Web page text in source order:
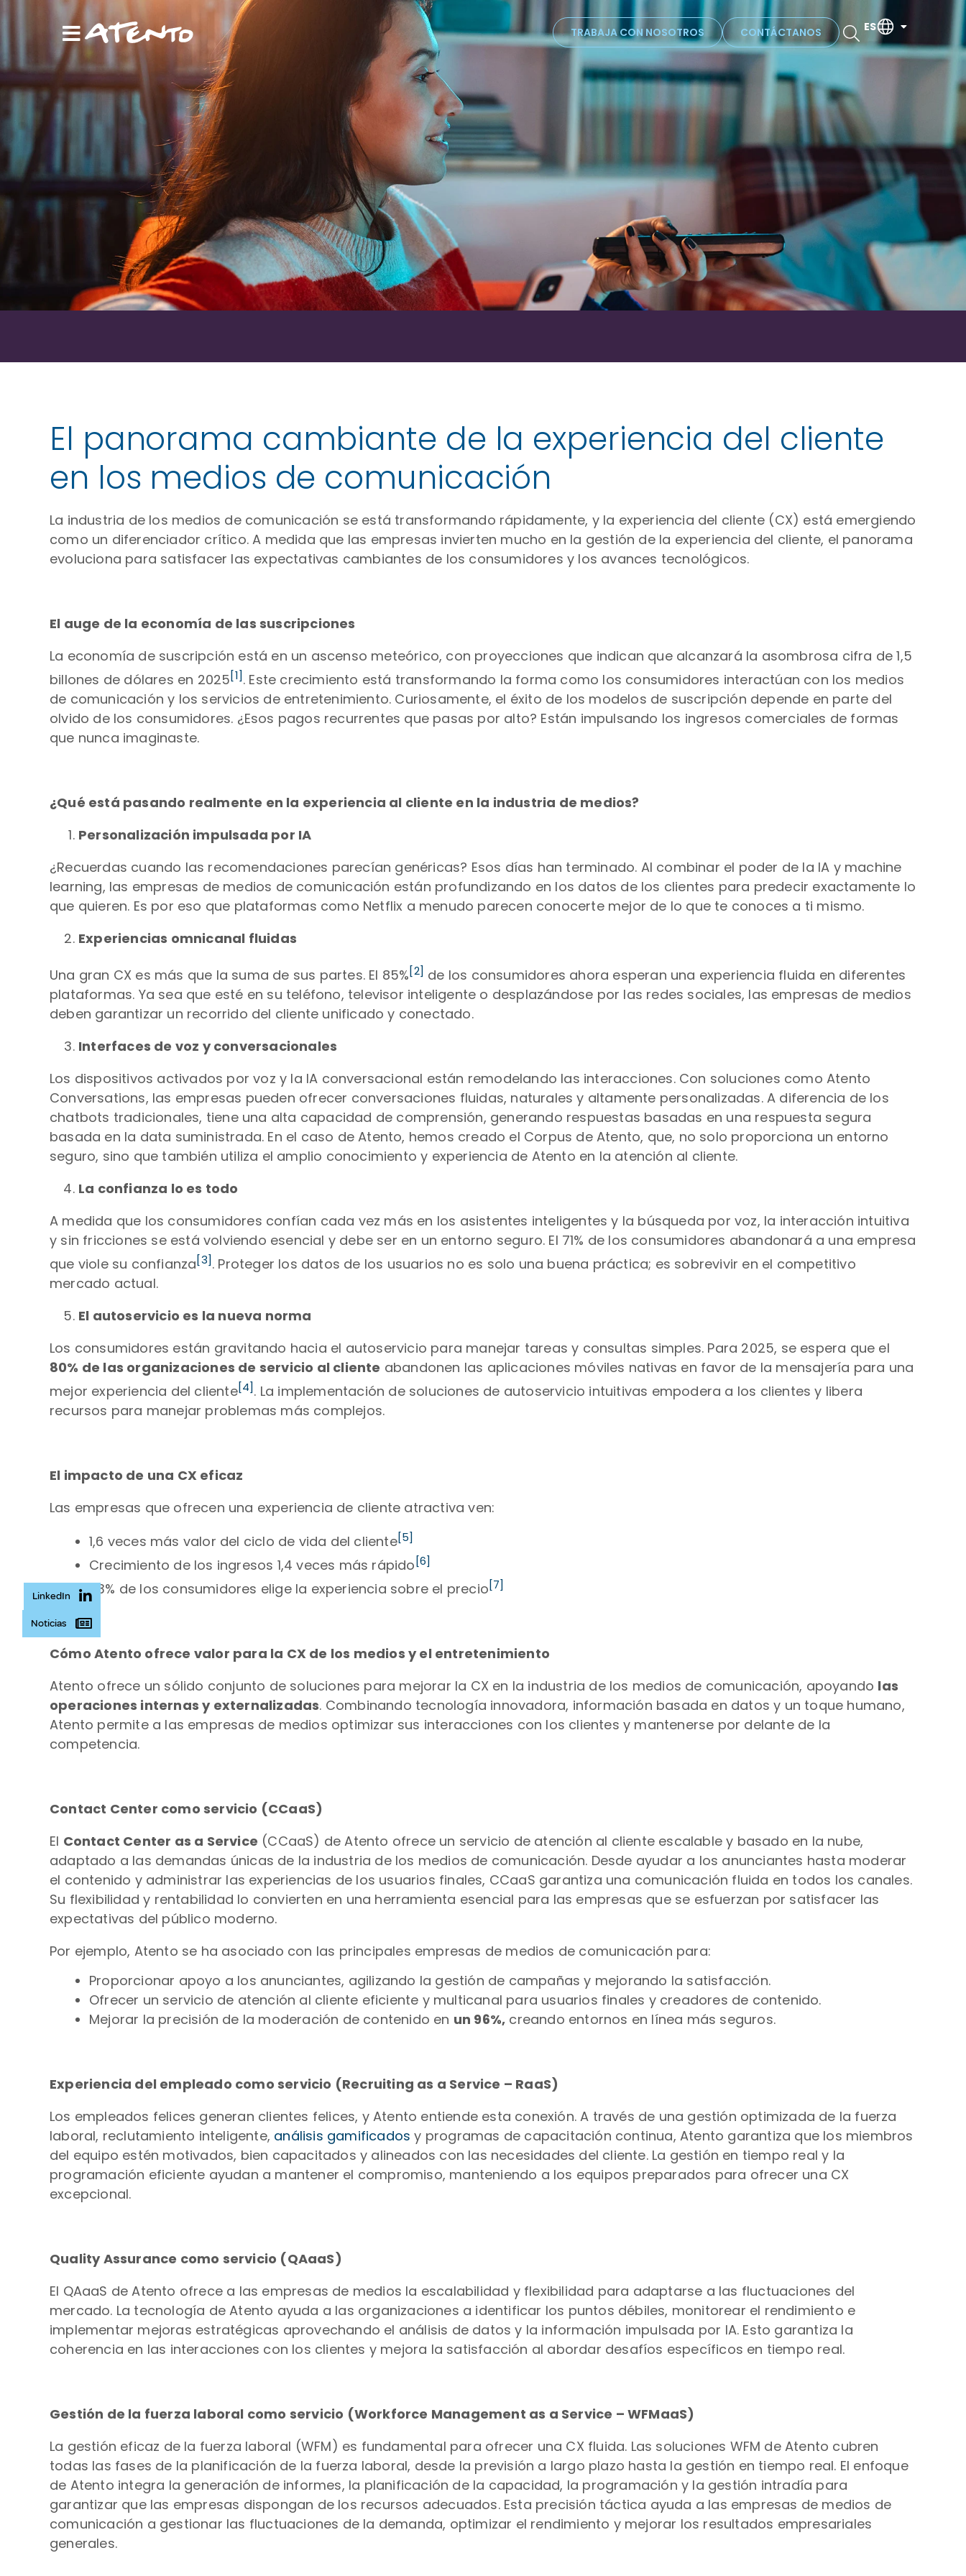
TRABAJA CON NOSOTROS CONTÁCTANOS ES
El panorama cambiante de la experiencia del cliente
en los medios de comunicación
La industria de los medios de comunicación se está transformando rápidamente, y la experiencia del cliente (CX) está emergiendo
como un diferenciador crítico. A medida que las empresas invierten mucho en la gestión de la experiencia del cliente, el panorama
evoluciona para satisfacer las expectativas cambiantes de los consumidores y los avances tecnológicos.
El auge de la economía de las suscripciones
La economía de suscripción está en un ascenso meteórico, con proyecciones que indican que alcanzará la asombrosa cifra de 1,5
billones de dólares en 2025[1]. Este crecimiento está transformando la forma como los consumidores interactúan con los medios
de comunicación y los servicios de entretenimiento. Curiosamente, el éxito de los modelos de suscripción depende en parte del
olvido de los consumidores. ¿Esos pagos recurrentes que pasas por alto? Están impulsando los ingresos comerciales de formas
que nunca imaginaste.
¿Qué está pasando realmente en la experiencia al cliente en la industria de medios?
Personalización impulsada por IA
¿Recuerdas cuando las recomendaciones parecían genéricas? Esos días han terminado. Al combinar el poder de la IA y machine
learning, las empresas de medios de comunicación están profundizando en los datos de los clientes para predecir exactamente lo
que quieren. Es por eso que plataformas como Netflix a menudo parecen conocerte mejor de lo que te conoces a ti mismo.
Experiencias omnicanal fluidas
Una gran CX es más que la suma de sus partes. El 85%[2] de los consumidores ahora esperan una experiencia fluida en diferentes
plataformas. Ya sea que esté en su teléfono, televisor inteligente o desplazándose por las redes sociales, las empresas de medios
deben garantizar un recorrido del cliente unificado y conectado.
Interfaces de voz y conversacionales
Los dispositivos activados por voz y la IA conversacional están remodelando las interacciones. Con soluciones como Atento
Conversations, las empresas pueden ofrecer conversaciones fluidas, naturales y altamente personalizadas. A diferencia de los
chatbots tradicionales, tiene una alta capacidad de comprensión, generando respuestas basadas en una respuesta segura
basada en la data suministrada. En el caso de Atento, hemos creado el Corpus de Atento, que, no solo proporciona un entorno
seguro, sino que también utiliza el amplio conocimiento y experiencia de Atento en la atención al cliente.
La confianza lo es todo
A medida que los consumidores confían cada vez más en los asistentes inteligentes y la búsqueda por voz, la interacción intuitiva
y sin fricciones se está volviendo esencial y debe ser en un entorno seguro. El 71% de los consumidores abandonará a una empresa
que viole su confianza[3]. Proteger los datos de los usuarios no es solo una buena práctica; es sobrevivir en el competitivo
mercado actual.
El autoservicio es la nueva norma
Los consumidores están gravitando hacia el autoservicio para manejar tareas y consultas simples. Para 2025, se espera que el
80% de las organizaciones de servicio al cliente abandonen las aplicaciones móviles nativas en favor de la mensajería para una
mejor experiencia del cliente[4]. La implementación de soluciones de autoservicio intuitivas empodera a los clientes y libera
recursos para manejar problemas más complejos.
El impacto de una CX eficaz
Las empresas que ofrecen una experiencia de cliente atractiva ven:
1,6 veces más valor del ciclo de vida del cliente[5]
Crecimiento de los ingresos 1,4 veces más rápido [6]
73% de los consumidores elige la experiencia sobre el precio[7]
Cómo Atento ofrece valor para la CX de los medios y el entretenimiento
Atento ofrece un sólido conjunto de soluciones para mejorar la CX en la industria de los medios de comunicación, apoyando las
operaciones internas y externalizadas. Combinando tecnología innovadora, información basada en datos y un toque humano,
Atento permite a las empresas de medios optimizar sus interacciones con los clientes y mantenerse por delante de la
competencia.
Contact Center como servicio (CCaaS)
El Contact Center as a Service (CCaaS) de Atento ofrece un servicio de atención al cliente escalable y basado en la nube,
adaptado a las demandas únicas de la industria de los medios de comunicación. Desde ayudar a los anunciantes hasta moderar
el contenido y administrar las experiencias de los usuarios finales, CCaaS garantiza una comunicación fluida en todos los canales.
Su flexibilidad y rentabilidad lo convierten en una herramienta esencial para las empresas que se esfuerzan por satisfacer las
expectativas del público moderno.
Por ejemplo, Atento se ha asociado con las principales empresas de medios de comunicación para:
Proporcionar apoyo a los anunciantes, agilizando la gestión de campañas y mejorando la satisfacción.
Ofrecer un servicio de atención al cliente eficiente y multicanal para usuarios finales y creadores de contenido.
Mejorar la precisión de la moderación de contenido en un 96%, creando entornos en línea más seguros.
Experiencia del empleado como servicio (Recruiting as a Service – RaaS)
Los empleados felices generan clientes felices, y Atento entiende esta conexión. A través de una gestión optimizada de la fuerza
laboral, reclutamiento inteligente, análisis gamificadosy programas de capacitación continua, Atento garantiza que los miembros
del equipo estén motivados, bien capacitados y alineados con las necesidades del cliente. La gestión en tiempo real y la
programación eficiente ayudan a mantener el compromiso, manteniendo a los equipos preparados para ofrecer una CX
excepcional.
Quality Assurance como servicio (QAaaS)
El QAaaS de Atento ofrece a las empresas de medios la escalabilidad y flexibilidad para adaptarse a las fluctuaciones del
mercado. La tecnología de Atento ayuda a las organizaciones a identificar los puntos débiles, monitorear el rendimiento e
implementar mejoras estratégicas aprovechando el análisis de datos y la información impulsada por IA. Esto garantiza la
coherencia en las interacciones con los clientes y mejora la satisfacción al abordar desafíos específicos en tiempo real.
Gestión de la fuerza laboral como servicio (Workforce Management as a Service – WFMaaS)
La gestión eficaz de la fuerza laboral (WFM) es fundamental para ofrecer una CX fluida. Las soluciones WFM de Atento cubren
todas las fases de la planificación de la fuerza laboral, desde la previsión a largo plazo hasta la gestión en tiempo real. El enfoque
de Atento integra la generación de informes, la planificación de la capacidad, la programación y la gestión intradía para
garantizar que las empresas dispongan de los recursos adecuados. Esta precisión táctica ayuda a las empresas de medios de
comunicación a gestionar las fluctuaciones de la demanda, optimizar el rendimiento y mejorar los resultados empresariales
generales.
LinkedIn
Noticias